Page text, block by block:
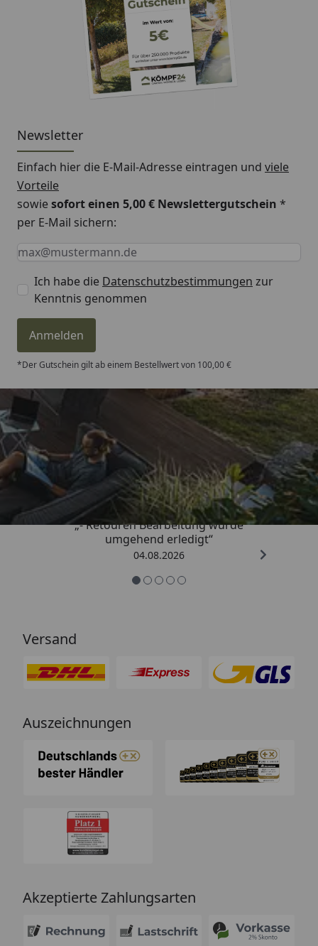
Newsletter
Einfach hier die E-Mail-Adresse eintragen und viele
Vorteile
sowiesofort einen 5,00 € Newslettergutschein *
per E-Mail sichern:
Keine Eingabe erforderlich
Eingabe erforderlich
E-Mail *
Ich habe die Datenschutzbestimmungen zur
Kenntnis genommen
Anmelden
*Der Gutschein gilt ab einem Bestellwert von 100,00 €
Trusted Shops
4,81/ 5
„- Retouren Bearbeitung wurde
umgehend erledigt“
04.08.2026
Versand
Auszeichnungen
Akzeptierte Zahlungsarten